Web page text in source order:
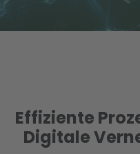
Effiziente
Digitale